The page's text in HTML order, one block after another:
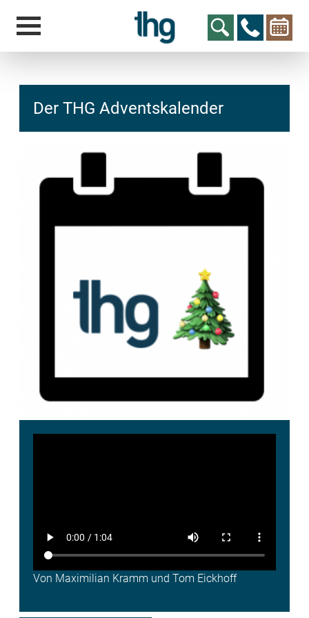
ed.ne
kalsn
hcs
Der THG Adventskalender
Von Maximilian Kramm und Tom Eickhoff